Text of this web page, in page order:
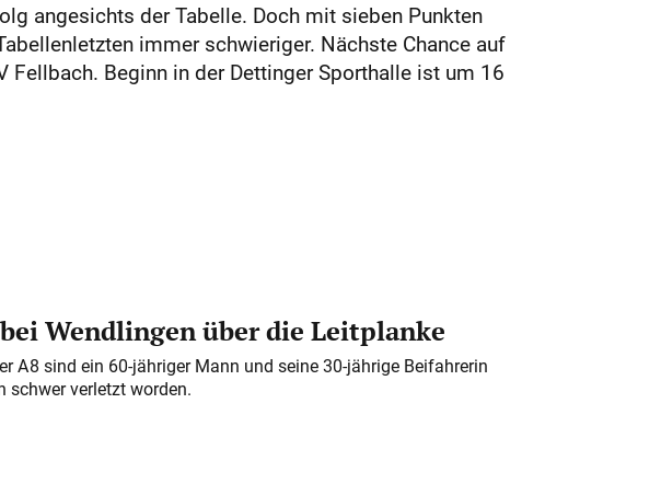
angesichts der Tabelle. Doch mit sieben Punkten
immer schwieriger. Nächste Chance auf
Beginn in der Dettinger Sporthalle ist um 16
Wendlingen über die Leitplanke
A 8 sind ein 60-jähriger Mann und seine 30-jährige Beifahrerin
schwer verletzt worden.